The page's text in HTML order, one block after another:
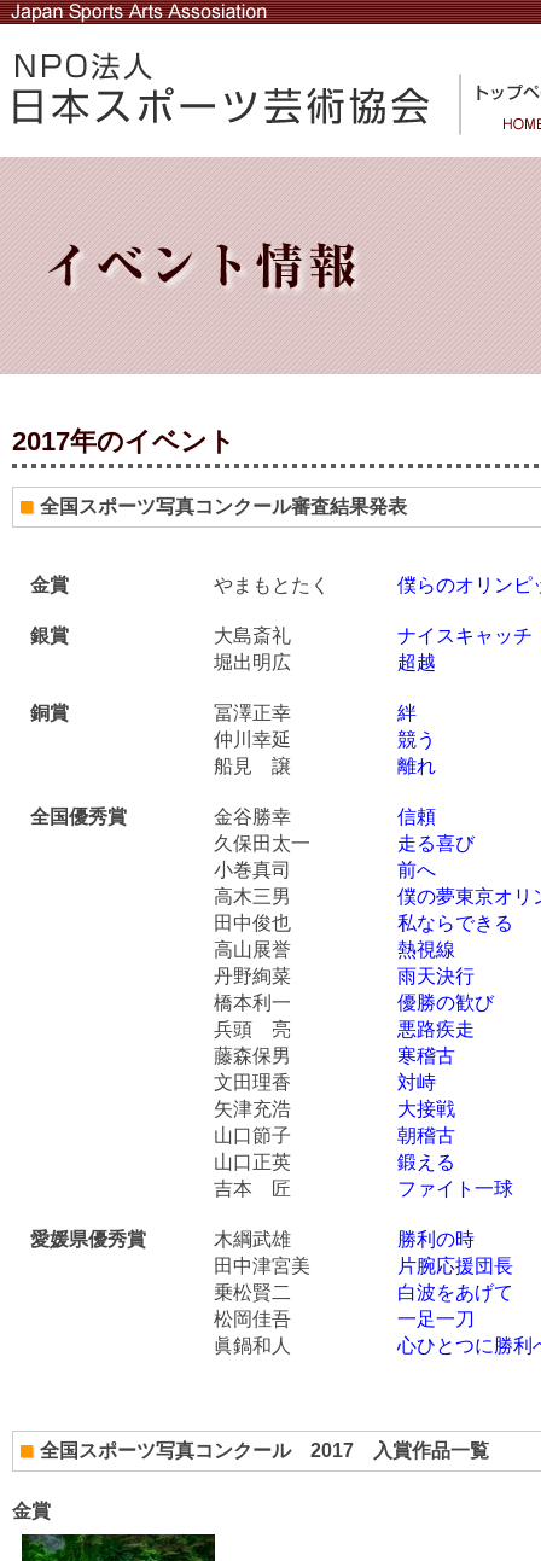
2017年のイベント
全国スポーツ写真コンクール審査結果発表
金賞 やまもとたく 僕らのオリンピ
銀賞
大島斎礼
堀出明広
ナイスキャッチ
超越
銅賞
冨澤正幸
仲川幸延
船見 譲
絆
競う
離れ
全国優秀賞
金谷勝幸
久保田太一
小巻真司
高木三男
田中俊也
高山展誉
丹野絢菜
橋本利一
兵頭 亮
藤森保男
文田理香
矢津充浩
山口節子
山口正英
吉本 匠
信頼
走る喜び
前へ
僕の夢東京オリ
私ならできる
熱視線
雨天決行
優勝の歓び
悪路疾走
寒稽古
対峙
大接戦
朝稽古
鍛える
ファイト一球
愛媛県優秀賞
木綱武雄
田中津宮美
乗松賢二
松岡佳吾
眞鍋和人
勝利の時
片腕応援団長
白波をあげて
一足一刀
心ひとつに勝利
全国スポーツ写真コンクール 2017 入賞作品一覧
金賞